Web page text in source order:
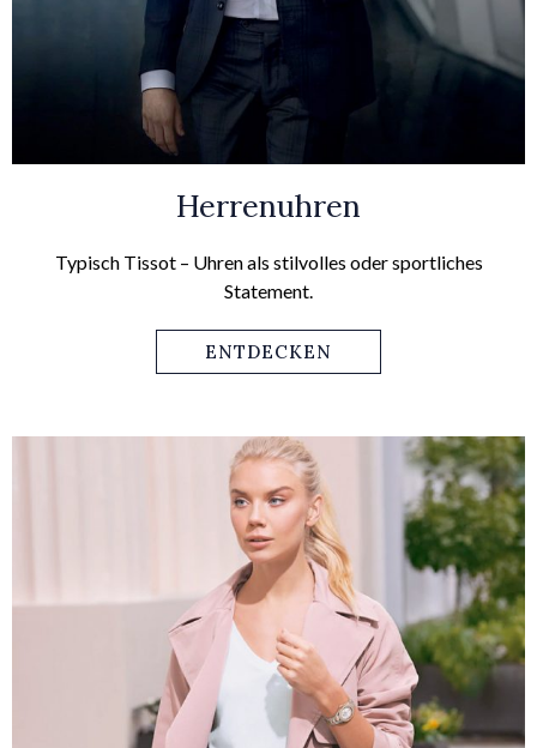
Herrenuhren
Typisch Tissot – Uhren als stilvolles oder sportliches
Statement.
ENTDECKEN